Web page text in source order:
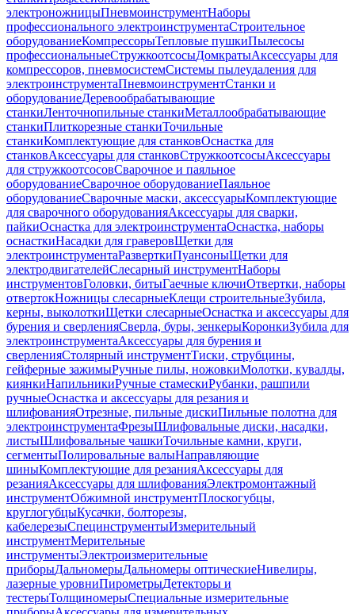
электроножницыПневмоинструментНаборы
профессионального электроинструментаСтроительное
оборудованиеКомпрессорыТепловые пушкиПылесосы
профессиональныеСтружкоотсосыДомкратыАксессуары для
компрессоров, пневмосистемСистемы пылеудаления для
электроинструментаПневмоинструментСтанки и
оборудованиеДеревообрабатывающие
станкиЛенточнопильные станкиМеталлообрабатывающие
станкиПлиткорезные станкиТочильные
станкиКомплектующие для станковОснастка для
станковАксессуары для станковСтружкоотсосыАксессуары
для стружкоотсосовСварочное и паяльное
оборудованиеСварочное оборудованиеПаяльное
оборудованиеСварочные маски, аксессуарыКомплектующие
для сварочного оборудованияАксессуары для сварки,
пайкиОснастка для электроинструментаОснастка, наборы
оснасткиНасадки для граверовЩетки для
электроинструментаРазверткиПуансоныЩетки для
электродвигателейСлесарный инструментНаборы
инструментовГоловки, битыГаечные ключиОтвертки, наборы
отвертокНожницы слесарныеКлещи строительныеЗубила,
керны, выколоткиЩетки слесарныеОснастка и аксессуары для
бурения и сверленияСверла, буры, зенкерыКоронкиЗубила для
электроинструментаАксессуары для бурения и
сверленияСтолярный инструментТиски, струбцины,
гейферные зажимыРучные пилы, ножовкиМолотки, кувалды,
киянкиНапильникиРучные стамескиРубанки, рашпили
ручныеОснастка и аксессуары для резания и
шлифованияОтрезные, пильные дискиПильные полотна для
электроинструментаФрезыШлифовальные диски, насадки,
листыШлифовальные чашкиТочильные камни, круги,
сегментыПолировальные валыНаправляющие
шиныКомплектующие для резанияАксессуары для
резанияАксессуары для шлифованияЭлектромонтажный
инструментОбжимной инструментПлоскогубцы,
круглогубцыКусачки, болторезы,
кабелерезыСпецинструментыИзмерительный
инструментМерительные
инструментыЭлектроизмерительные
приборыДальномерыДальномеры оптическиеНивелиры,
лазерные уровниПирометрыДетекторы и
тестерыТолщиномерыСпециальные измерительные